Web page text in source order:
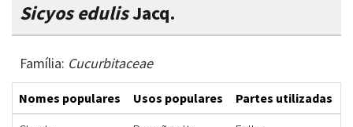
Sicyos edulisJacq.
Família: Cucurbitaceae
Nomes populares Usos populares Partes utilizadas